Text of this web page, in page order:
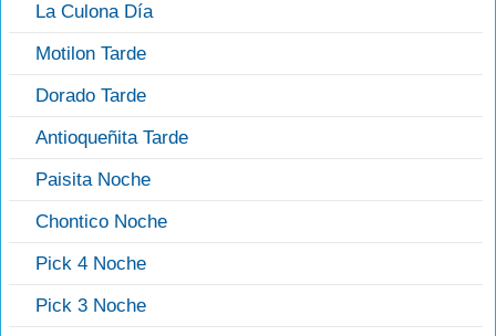
La Culona Día
Motilon Tarde
Dorado Tarde
Antioqueñita Tarde
Paisita Noche
Chontico Noche
Pick 4 Noche
Pick 3 Noche